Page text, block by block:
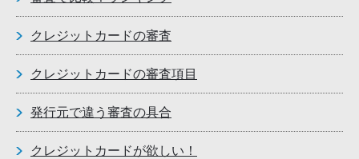
クレジットカードの審査
クレジットカードの審査項目
発行元で違う審査の具合
クレジットカードが欲しい！